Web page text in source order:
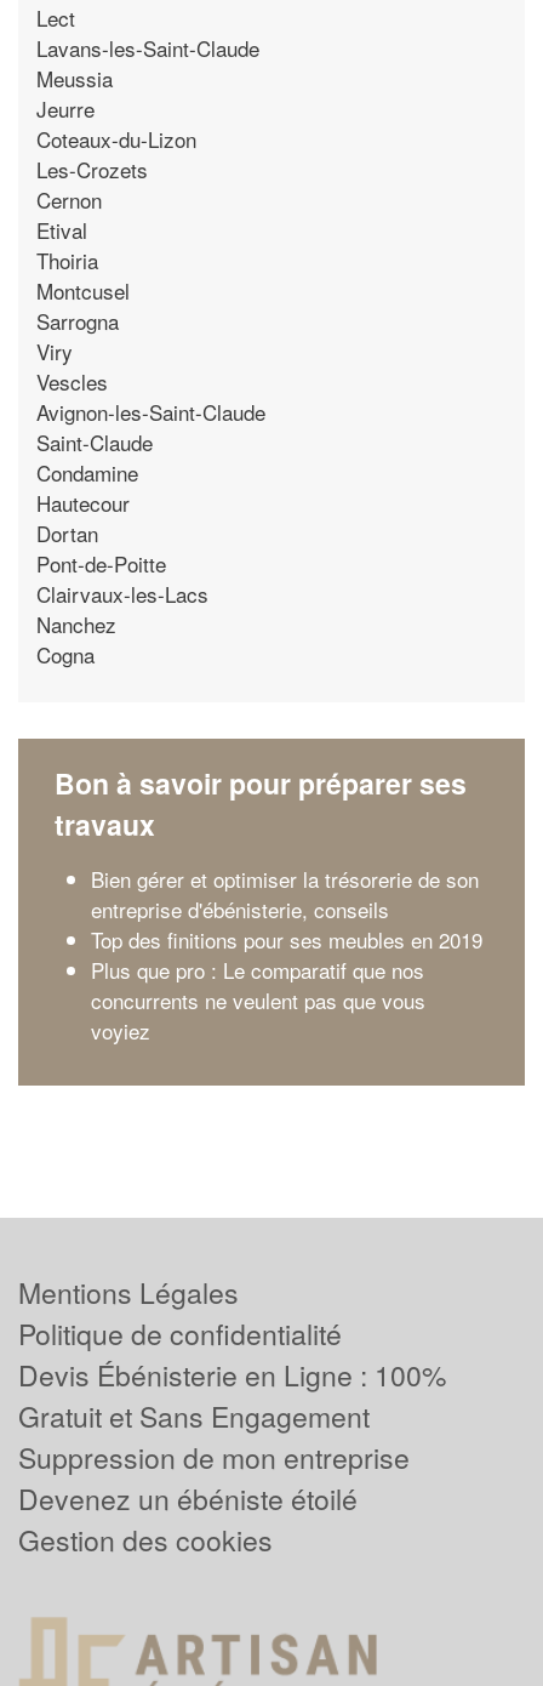
Lect
Lavans-les-Saint-Claude
Meussia
Jeurre
Coteaux-du-Lizon
Les-Crozets
Cernon
Etival
Thoiria
Montcusel
Sarrogna
Viry
Vescles
Avignon-les-Saint-Claude
Saint-Claude
Condamine
Hautecour
Dortan
Pont-de-Poitte
Clairvaux-les-Lacs
Nanchez
Cogna
Bon à savoir pour préparer ses
travaux
Bien gérer et optimiser la trésorerie de son
entreprise d'ébénisterie, conseils
Top des finitions pour ses meubles en 2019
Plus que pro : Le comparatif que nos
concurrents ne veulent pas que vous
voyiez
Mentions Légales
Politique de confidentialité
Devis Ébénisterie en Ligne : 100%
Gratuit et Sans Engagement
Suppression de mon entreprise
Devenez un ébéniste étoilé
Gestion des cookies